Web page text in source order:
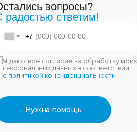
взять
именно
моих
вопросы?
радостью ответим!
+7
Я даю свое согласие на обработку моих
персональных данных в соответствии
с политикой конфиденциальности
Нужна помощь
методы